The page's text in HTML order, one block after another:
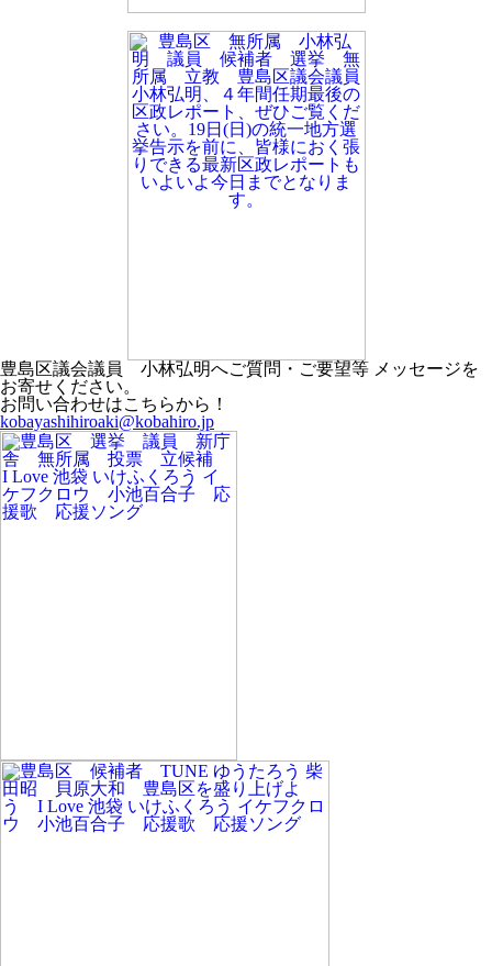
豊島区議会議員 小林弘明へご質問・ご要望等 メッセージを
お寄せください。
お問い合わせはこちらから！
kobayashihiroaki@kobahiro.jp